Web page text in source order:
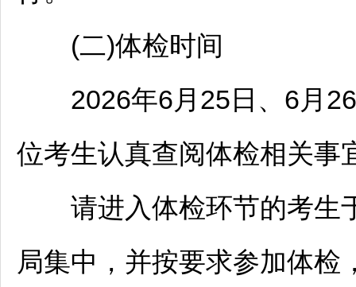
(二)体检时间
2026年6月25日、6月26
位考生认真查阅体检相关事
请进入体检环节的考生
局集中，并按要求参加体检